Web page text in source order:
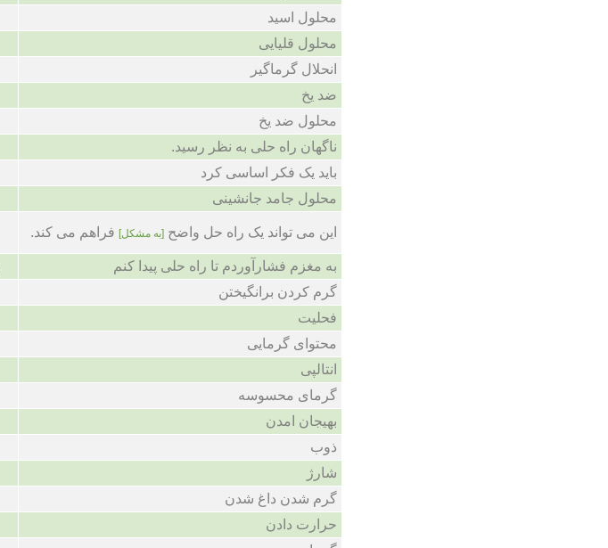
محلول اسید
محلول قلیایی
انحلال گرماگیر
ضد یخ
محلول ضد یخ
ناگهان راه حلی به نظر رسید.
باید یک فکر اساسی کرد
محلول جامد جانشینی
این می تواند یک راه حل واضح [به مشکل] فراهم می کند.
به مغزم فشارآوردم تا راه حلی پیدا کنم
گرم کردن برانگیختن
فحلیت
محتوای گرمایی
انتالپی
گرمای محسوسه
بهیجان امدن
ذوب
شارژ
گرم شدن داغ شدن
حرارت دادن